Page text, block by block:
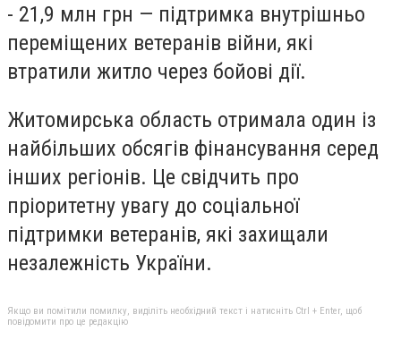
- 21,9 млн грн — підтримка внутрішньо
переміщених ветеранів війни, які
втратили житло через бойові дії.
Житомирська область отримала один із
найбільших обсягів фінансування серед
інших регіонів. Це свідчить про
пріоритетну увагу до соціальної
підтримки ветеранів, які захищали
незалежність України.
Якщо ви помітили помилку, виділіть необхідний текст і натисніть Ctrl + Enter, щоб
повідомити про це редакцію